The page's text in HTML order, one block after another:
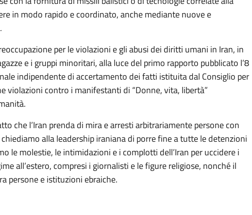
in modo rapido e coordinato, anche mediante nuove e
per le violazioni e gli abusi dei diritti umani in Iran, in
e i gruppi minoritari, alla luce del primo rapporto pubblicato l’8
indipendente di accertamento dei fatti istituita dal Consiglio per
violazioni contro i manifestanti di “Donne, vita, libertà”
che l’Iran prenda di mira e arresti arbitrariamente persone con
alla leadership iraniana di porre fine a tutte le detenzioni
le molestie, le intimidazioni e i complotti dell’Iran per uccidere i
all’estero, compresi i giornalisti e le figure religiose, nonché il
persone e istituzioni ebraiche.